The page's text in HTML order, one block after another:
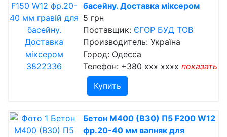
басейну. Доставка міксером
5 грн
Поставщик: ЄГОР БУД ТОВ
Производитель: Україна
Город: Одесса
Телефон: +380 xxx xxxx показать
Купить
Бетон М400 (В30) П5 F200 W12
фр.20-40 мм вапняк для